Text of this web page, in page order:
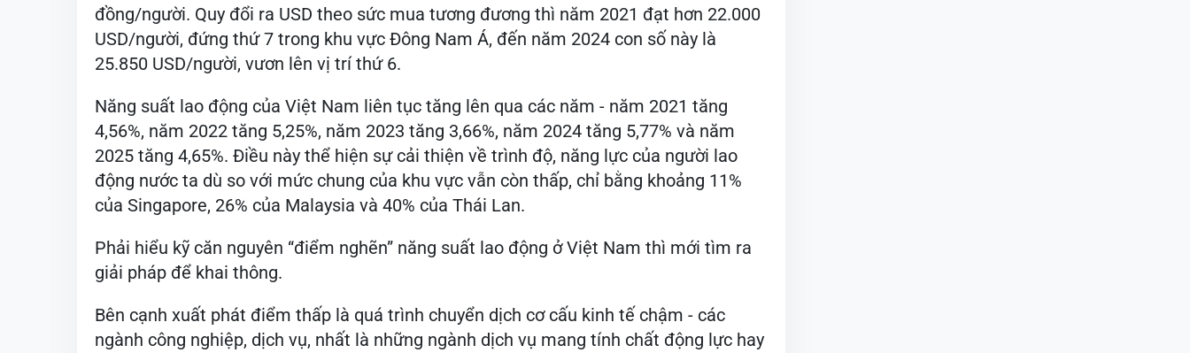
đồng/người. Quy đổi ra USD theo sức mua tương đương thì năm 2021 đạt hơn 22.000
USD/người, đứng thứ 7 trong khu vực Đông Nam Á, đến năm 2024 con số này là
25.850 USD/người, vươn lên vị trí thứ 6.
Năng suất lao động của Việt Nam liên tục tăng lên qua các năm - năm 2021 tăng
4,56%, năm 2022 tăng 5,25%, năm 2023 tăng 3,66%, năm 2024 tăng 5,77% và năm
2025 tăng 4,65%. Điều này thể hiện sự cải thiện về trình độ, năng lực của người lao
động nước ta dù so với mức chung của khu vực vẫn còn thấp, chỉ bằng khoảng 11%
của Singapore, 26% của Malaysia và 40% của Thái Lan.
Phải hiểu kỹ căn nguyên “điểm nghẽn” năng suất lao động ở Việt Nam thì mới tìm ra
giải pháp để khai thông.
Bên cạnh xuất phát điểm thấp là quá trình chuyển dịch cơ cấu kinh tế chậm - các
ngành công nghiệp, dịch vụ, nhất là những ngành dịch vụ mang tính chất động lực hay